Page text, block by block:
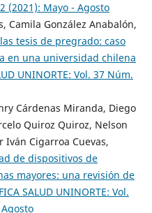
(2021): Mayo - Agosto
Camila González Anabalón,
tesis de pregrado: caso
en una universidad chilena
UNINORTE: Vol. 37 Núm.
Cárdenas Miranda, Diego
Quiroz Quiroz, Nelson
Cigarroa Cuevas,
de dispositivos de
mayores: una revisión de
SALUD UNINORTE: Vol.